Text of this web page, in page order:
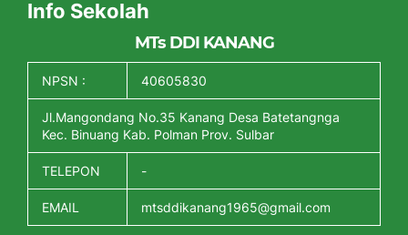
Info Sekolah
MTs DDI KANANG
NPSN : 40605830
Jl.Mangondang No.35 Kanang Desa Batetangnga
Kec. Binuang Kab. Polman Prov. Sulbar
TELEPON -
EMAIL mtsddikanang1965@gmail.com